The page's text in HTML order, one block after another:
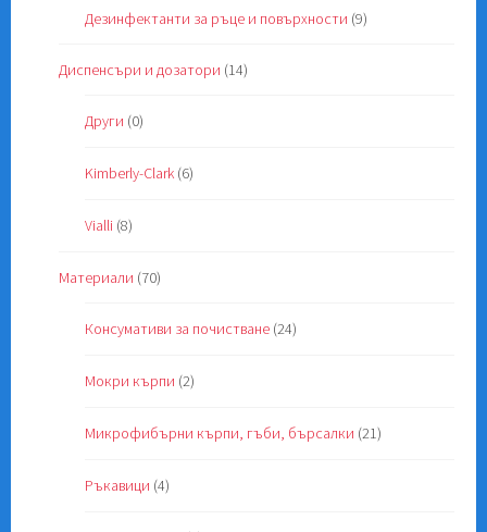
Дезинфектанти за ръце и повърхности (9)
Диспенсъри и дозатори (14)
Други (0)
Kimberly-Clark (6)
Vialli (8)
Материали (70)
Консумативи за почистване (24)
Мокри кърпи (2)
Микрофибърни кърпи, гъби, бърсалки (21)
Ръкавици (4)